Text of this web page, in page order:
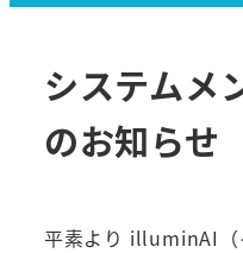
システムメ
のお知らせ
平素より illuminAI（